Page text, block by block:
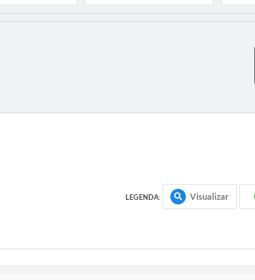
LEGENDA: Visualizar